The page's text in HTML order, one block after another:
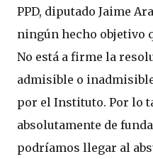
PPD, diputado Jaime
ningún hecho objetivo
No está a firme la
admisible o
por el Instituto. Por lo
absolutamente de
podríamos llegar al